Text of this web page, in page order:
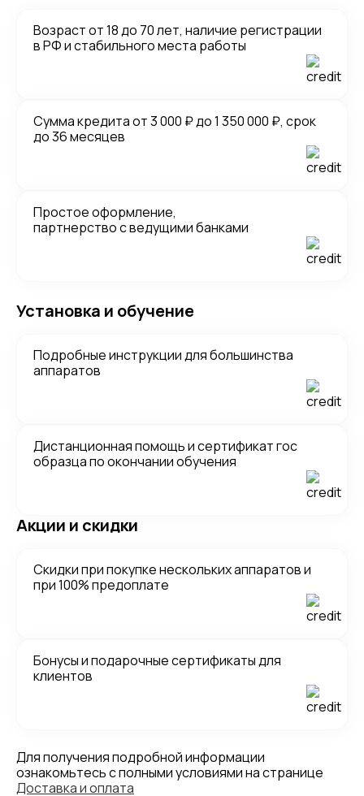
Возраст от 18 до 70 лет, наличие регистрации
в РФ и стабильного места работы
Сумма кредита от 3 000 ₽ до 1 350 000 ₽, срок
до 36 месяцев
Простое оформление,
партнерство с ведущими банками
Установка и обучение
Подробные инструкции для большинства
аппаратов
Дистанционная помощь и сертификат гос
образца по окончании обучения
Акции и скидки
Скидки при покупке нескольких аппаратов и
при 100% предоплате
Бонусы и подарочные сертификаты для
клиентов
Для получения подробной информации
ознакомьтесь с полными условиями на странице
Доставка и оплата